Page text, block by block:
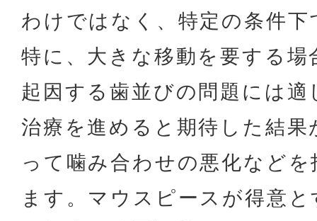
わけではなく、特定の条件
特に、大きな移動を要する
起因する歯並びの問題には
治療を進めると期待した結
って噛み合わせの悪化など
ます。マウスピースが得意